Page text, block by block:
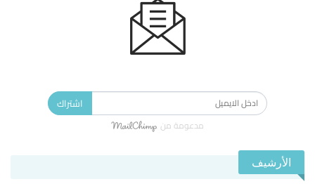
اشتراك
مدعومة من
الأرشيف